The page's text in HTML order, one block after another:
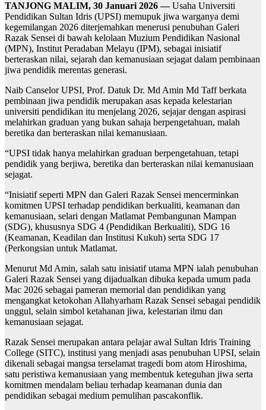
TANJONG MALIM, 30 Januari 2026 —Usaha Universiti
Pendidikan Sultan Idris (UPSI) memupuk jiwa warganya demi
kegemilangan 2026 diterjemahkan menerusi penubuhan Galeri
Razak Sensei di bawah kelolaan Muzium Pendidikan Nasional
(MPN), Institut Peradaban Melayu (IPM), sebagai inisiatif
berteraskan nilai, sejarah dan kemanusiaan sejagat dalam pembinaan
jiwa pendidik merentas generasi.
Naib Canselor UPSI, Prof. Datuk Dr. Md Amin Md Taff berkata
pembinaan jiwa pendidik merupakan asas kepada kelestarian
universiti pendidikan itu menjelang 2026, sejajar dengan aspirasi
melahirkan graduan yang bukan sahaja berpengetahuan, malah
beretika dan berteraskan nilai kemanusiaan.
“UPSI tidak hanya melahirkan graduan berpengetahuan, tetapi
pendidik yang berjiwa, beretika dan berteraskan nilai kemanusiaan
sejagat.
“Inisiatif seperti MPN dan Galeri Razak Sensei mencerminkan
komitmen UPSI terhadap pendidikan berkualiti, keamanan dan
kemanusiaan, selari dengan Matlamat Pembangunan Mampan
(SDG), khususnya SDG 4 (Pendidikan Berkualiti), SDG 16
(Keamanan, Keadilan dan Institusi Kukuh) serta SDG 17
(Perkongsian untuk Matlamat.
Menurut Md Amin, salah satu inisiatif utama MPN ialah penubuhan
Galeri Razak Sensei yang dijadualkan dibuka kepada umum pada
Mac 2026 sebagai pameran memorial dan pendidikan yang
mengangkat ketokohan Allahyarham Razak Sensei sebagai pendidik
unggul, selain simbol ketahanan jiwa, kelestarian ilmu dan
kemanusiaan sejagat.
Razak Sensei merupakan antara pelajar awal Sultan Idris Training
College (SITC), institusi yang menjadi asas penubuhan UPSI, selain
dikenali sebagai mangsa terselamat tragedi bom atom Hiroshima,
satu peristiwa kemanusiaan yang membentuk keteguhan jiwa serta
komitmen mendalam beliau terhadap keamanan dunia dan
pendidikan sebagai medium pemulihan pascakonflik.